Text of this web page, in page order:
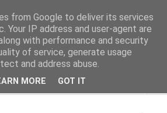
y el día a día de la Gastronomía
from Google to deliver its services
Your IP address and user-agent are
with performance and security
of service, generate usage
and address abuse.
MORE GOT IT